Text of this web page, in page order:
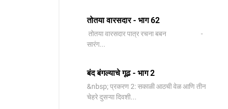
तोतया वारसदार - भाग 62
तोतया वारसदार पात्र रचना बबन -
सारंग...
बंद बंगल्याचे गूढ - भाग 2
&nbsp; प्रकरण 2: सकाळी आठची वेळ आणि तीन
चेहरे दुसऱ्या दिवशी...